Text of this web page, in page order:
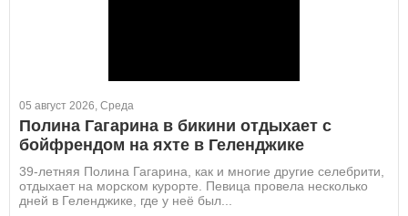
05 август 2026, Среда
Полина Гагарина в бикини отдыхает с
бойфрендом на яхте в Геленджике
39-летняя Полина Гагарина, как и многие другие селебрити,
отдыхает на морском курорте. Певица провела несколько
дней в Геленджике, где у неё был...